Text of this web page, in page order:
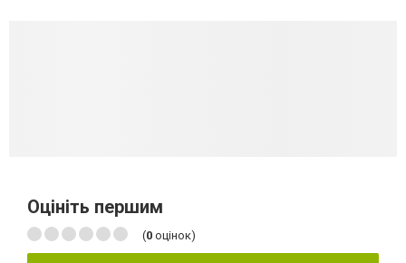
Оцініть першим
(0 оцінок)